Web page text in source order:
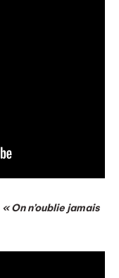
« On n’oublie jamais